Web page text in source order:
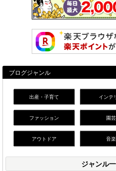
ブログジャンル
出産・子育て インテ
ファッション 園芸
アウトドア 音楽
ジャンル